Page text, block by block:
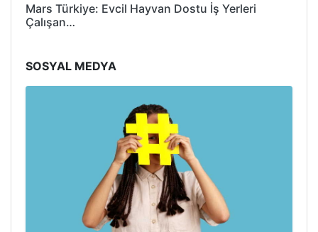
Mars Türkiye: Evcil Hayvan Dostu İş Yerleri
Çalışan…
SOSYAL MEDYA